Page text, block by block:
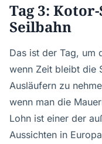
Tag 3:
Seilbahn
Das ist der Tag, um
wenn Zeit bleibt die
Ausläufern zu
wenn man die
Lohn ist einer der
Aussichten in